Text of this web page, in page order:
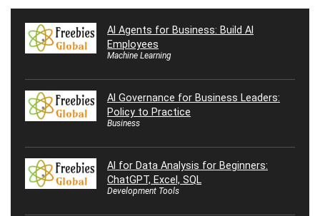
AI Agents for Business: Build AI
Employees
Machine Learning
AI Governance for Business Leaders:
Policy to Practice
Business
AI for Data Analysis for Beginners:
ChatGPT, Excel, SQL
Development Tools